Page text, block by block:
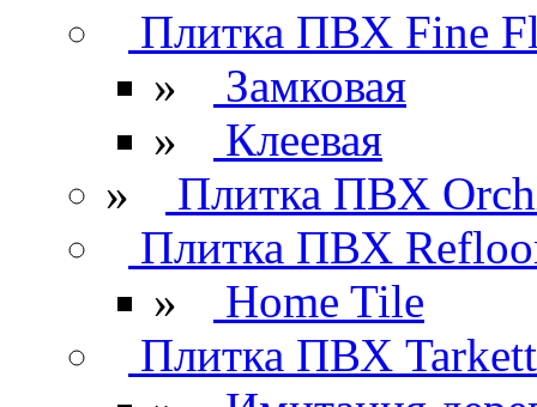
Плитка ПВХ Fine
»
Замковая
»
Клеевая
»
Плитка ПВХ
Плитка ПВХ
»
Home Tile
Плитка ПВХ Tarkett